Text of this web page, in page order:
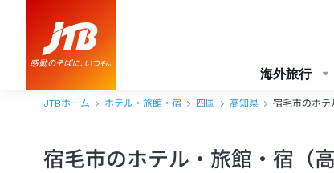
海外旅行
JTBホーム ホテル・旅館・宿 四国 高知県 宿毛市のホテ
宿毛市のホテル・旅館・宿（